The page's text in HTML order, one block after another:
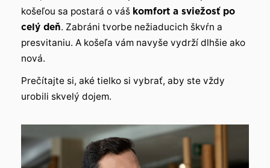
košeľou sa postará o váš komfort a sviežosť po
celý deň. Zabráni tvorbe nežiaducich škvŕn a
presvitaniu. A košeľa vám navyše vydrží dlhšie ako
nová.
Prečítajte si, aké tielko si vybrať, aby ste vždy
urobili skvelý dojem.